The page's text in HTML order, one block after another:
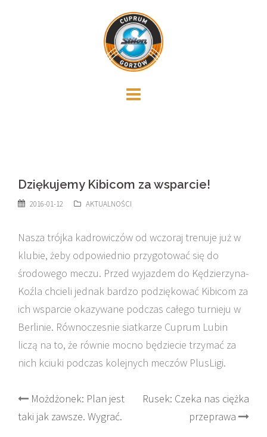
Dziękujemy Kibicom za wsparcie!
2016-01-12 AKTUALNOŚCI
Nasza trójka kadrowiczów od wczoraj trenuje już w
klubie, żeby odpowiednio przygotować się do
środowego meczu. Przed wyjazdem do Kędzierzyna-
Koźla chcieli jednak bardzo podziękować Kibicom za
ich wsparcie okazywane podczas całego turnieju w
Berlinie. Równoczesnie siatkarze Cuprum Lubin
liczą na to, że równie mocno będziecie trzymać za
nich kciuki podczas kolejnych meczów PlusLigi.
Post
navigation
Możdżonek: Plan jest
taki jak zawsze. Wygrać.
Rusek: Czeka nas ciężka
przeprawa